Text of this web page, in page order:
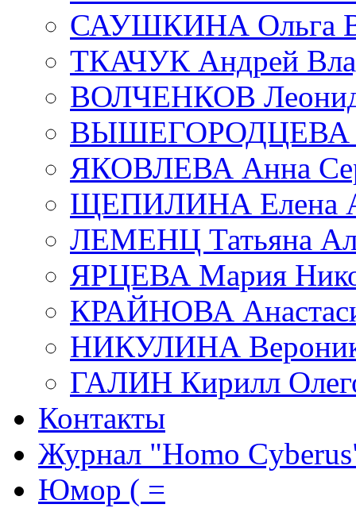
САУШКИНА Ольга
ТКАЧУК Андрей
ВОЛЧЕНКОВ Леонид
ВЫШЕГОРОДЦЕВА
ЯКОВЛЕВА Анна
ЩЕПИЛИНА Елена
ЛЕМЕНЦ Татьяна
ЯРЦЕВА Мария
КРАЙНОВА
НИКУЛИНА
ГАЛИН Кирилл
Контакты
Журнал "Homo
Юмор ( =